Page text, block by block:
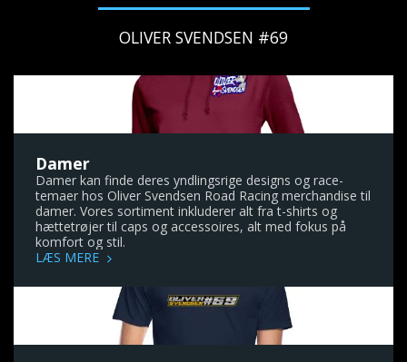
OLIVER SVENDSEN #69
Damer
Damer kan finde deres yndlingsrige designs og race-
temaer hos Oliver Svendsen Road Racing merchandise til
damer. Vores sortiment inkluderer alt fra t-shirts og
hættetrøjer til caps og accessoires, alt med fokus på
komfort og stil.
LÆS MERE